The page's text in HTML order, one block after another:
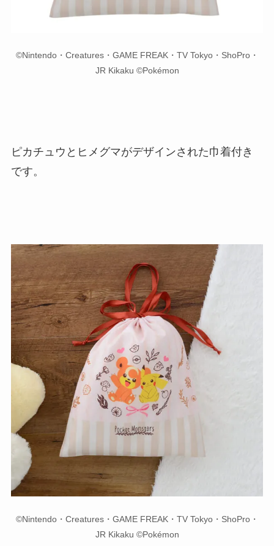
©Nintendo・Creatures・GAME FREAK・TV Tokyo・ShoPro・
JR Kikaku ©Pokémon
ピカチュウとヒメグマがデザインされた巾着付き
です。
©Nintendo・Creatures・GAME FREAK・TV Tokyo・ShoPro・
JR Kikaku ©Pokémon